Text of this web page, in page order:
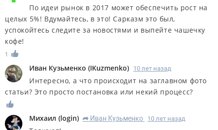
По идеи рынок в 2017 может обеспечить рост на
целых 5%! Вдумайтесь, в это! Сарказм это был,
успокойтесь следите за новостями и выпейте чашечку
кофе!
1
Иван Кузьменко (IKuzmenko) 10 лет назад
Интересно, а что происходит на заглавном фото
статьи? Это просто постановка или некий процесс?
Михаил (login) R Иван Кузьменко 10 лет назад